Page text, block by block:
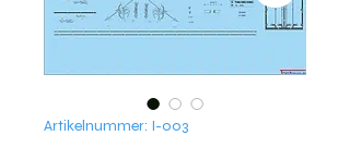
Artikelnummer: I-003